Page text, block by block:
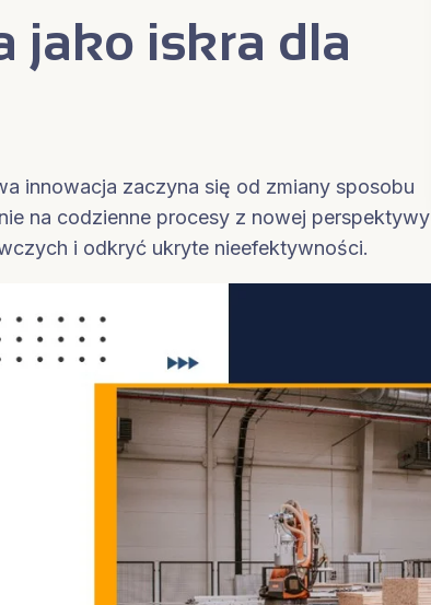
jako iskra dla
innowacja zaczyna się od zmiany sposobu
na codzienne procesy z nowej perspektywy
i odkryć ukryte nieefektywności.